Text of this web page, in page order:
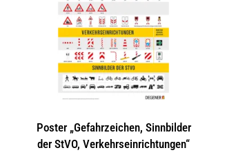
Poster „Gefahrzeichen, Sinnbilder
der StVO, Verkehrseinrichtungen“